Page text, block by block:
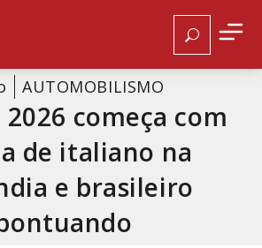
AUTOMOBILISMO
começa com
de italiano na
e brasileiro